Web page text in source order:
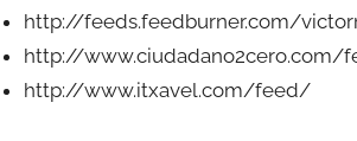
http://feeds.feedburner.com/
http://www.ciudadano2cero.com/
http://www.itxavel.com/feed/